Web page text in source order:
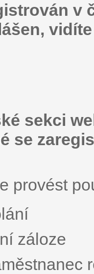
v
sekci
se
provést
záloze